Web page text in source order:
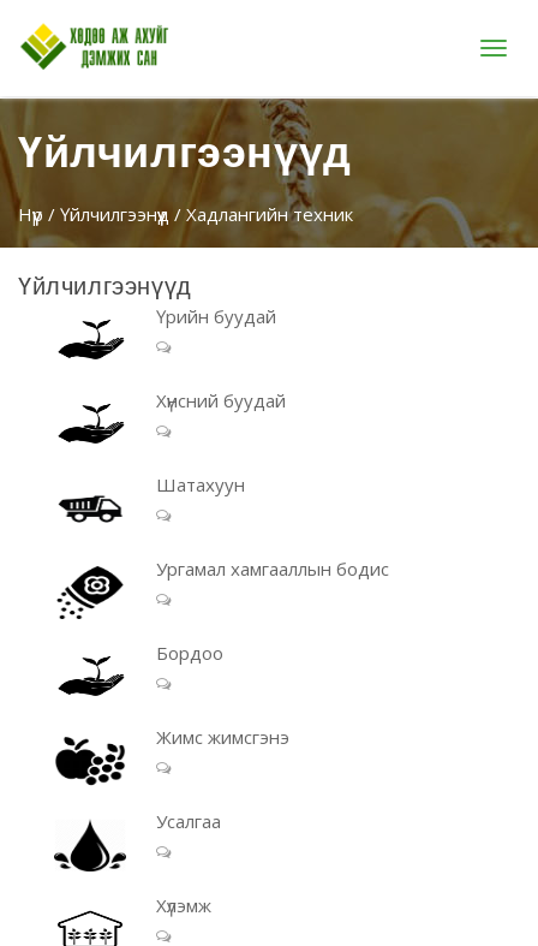
Цэс
Үйлчилгээнүүд
Нүүр / Үйлчилгээнүүд / Хадлангийн техник
Үйлчилгээнүүд
Үрийн буудай
Хүнсний буудай
Шатахуун
Ургамал хамгааллын бодис
Бордоо
Жимс жимсгэнэ
Усалгаа
Хүлэмж